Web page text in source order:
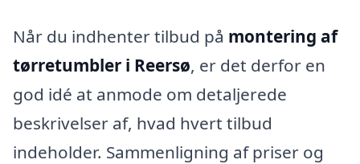
Når du indhenter tilbud på montering af
tørretumbler i Reersø, er det derfor en
god idé at anmode om detaljerede
beskrivelser af, hvad hvert tilbud
indeholder. Sammenligning af priser og